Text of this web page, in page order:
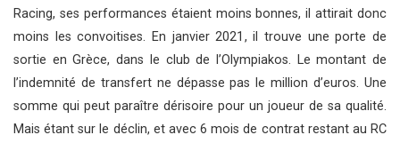
Racing, ses performances étaient moins bonnes, il attirait donc
moins les convoitises. En janvier 2021, il trouve une porte de
sortie en Grèce, dans le club de l’Olympiakos. Le montant de
l’indemnité de transfert ne dépasse pas le million d’euros. Une
somme qui peut paraître dérisoire pour un joueur de sa qualité.
Mais étant sur le déclin, et avec 6 mois de contrat restant au RC